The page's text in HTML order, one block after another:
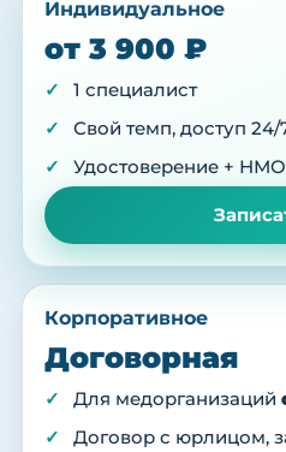
Индивидуальное
от 3 900 ₽
1 специалист
Свой темп, доступ 24/
Удостоверение +
Корпоративное
Договорная
Для медорганизаций
Договор с юрлицом,